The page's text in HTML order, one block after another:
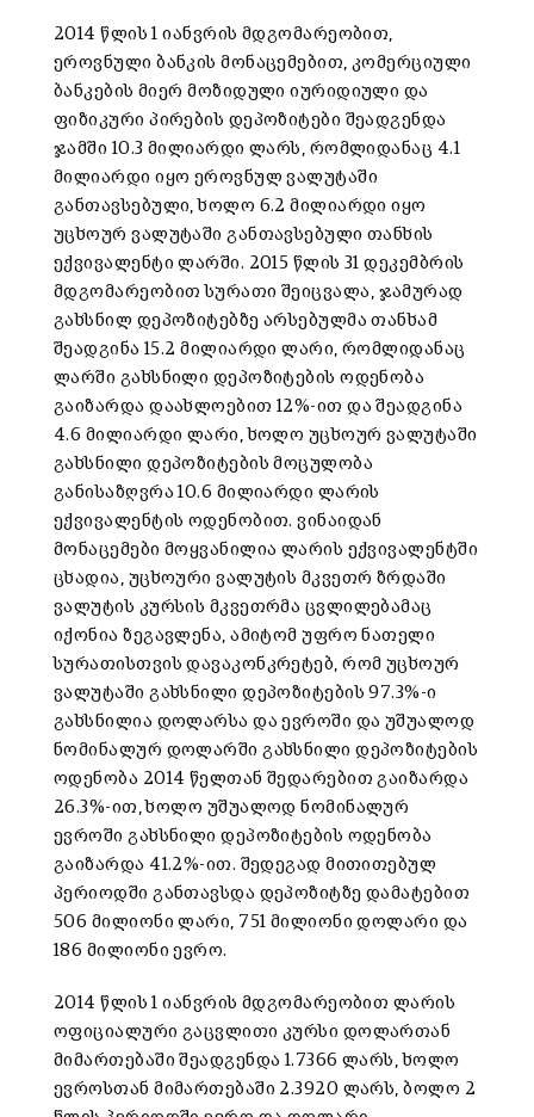
2014 წლის 1 იანვრის მდგომარეობით,
ეროვნული ბანკის მონაცემებით, კომერციული
ბანკების მიერ მოზიდული იურიდიული და
ფიზიკური პირების დეპოზიტები შეადგენდა
ჯამში 10.3 მილიარდი ლარს, რომლიდანაც 4.1
მილიარდი იყო ეროვნულ ვალუტაში
განთავსებული, ხოლო 6.2 მილიარდი იყო
უცხოურ ვალუტაში განთავსებული თანხის
ექვივალენტი ლარში. 2015 წლის 31 დეკემბრის
მდგომარეობით სურათი შეიცვალა, ჯამურად
გახსნილ დეპოზიტებზე არსებულმა თანხამ
შეადგინა 15.2 მილიარდი ლარი, რომლიდანაც
ლარში გახსნილი დეპოზიტების ოდენობა
გაიზარდა დაახლოებით 12%-ით და შეადგინა
4.6 მილიარდი ლარი, ხოლო უცხოურ ვალუტაში
გახსნილი დეპოზიტების მოცულობა
განისაზღვრა 10.6 მილიარდი ლარის
ექვივალენტის ოდენობით. ვინაიდან
მონაცემები მოყვანილია ლარის ექვივალენტში
ცხადია, უცხოური ვალუტის მკვეთრ ზრდაში
ვალუტის კურსის მკვეთრმა ცვლილებამაც
იქონია ზეგავლენა, ამიტომ უფრო ნათელი
სურათისთვის დავაკონკრეტებ, რომ უცხოურ
ვალუტაში გახსნილი დეპოზიტების 97.3%-ი
გახსნილია დოლარსა და ევროში და უშუალოდ
ნომინალურ დოლარში გახსნილი დეპოზიტების
ოდენობა 2014 წელთან შედარებით გაიზარდა
26.3%-ით, ხოლო უშუალოდ ნომინალურ
ევროში გახსნილი დეპოზიტების ოდენობა
გაიზარდა 41.2%-ით. შედეგად მითითებულ
პერიოდში განთავსდა დეპოზიტზე დამატებით
506 მილიონი ლარი, 751 მილიონი დოლარი და
186 მილიონი ევრო.
2014 წლის 1 იანვრის მდგომარეობით ლარის
ოფიციალური გაცვლითი კურსი დოლართან
მიმართებაში შეადგენდა 1.7366 ლარს, ხოლო
ევროსთან მიმართებაში 2.3920 ლარს, ბოლო 2